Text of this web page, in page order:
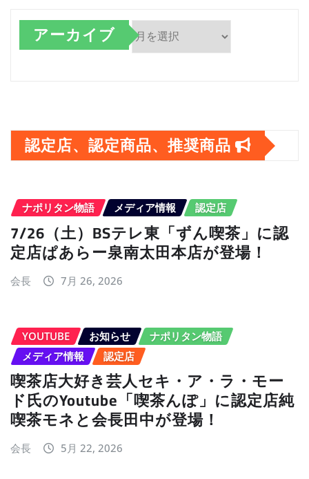
アーカイブ
イ
ブ
認定店、認定商品、推奨商品
ナポリタン物語 メディア情報 認定店
7/26（土）BSテレ東「ずん喫茶」に認
定店ぱあらー泉南太田本店が登場！
会長 7月 26, 2026
YOUTUBE お知らせ
ナポリタン物語
メディア情報
認定店
喫茶店大好き芸人セキ・ア・ラ・モー
ド氏のYoutube「喫茶んぽ」に認定店純
喫茶モネと会長田中が登場！
会長 5月 22, 2026